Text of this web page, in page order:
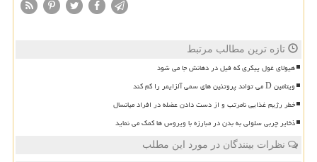
تازه ترین مطالب مرتبط
هیولای غول پیکری که فیل در دهانش جا می شود
ویتامین D می تواند پروتئین های سمی آلزایمر را کم کند
خطر رژیم غذایی نامرتب و از دست دادن عضله در افراد میانسال
ذخایر چربی سلولی به بدن در مبارزه با ویروس ها کمک می نماید
نظرات بینندگان در مورد این مطلب